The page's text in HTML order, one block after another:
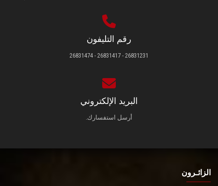
رقم التليفون
26831231 - 26831417 - 26831474
البريد الإلكتروني
أرسل استفسارك.
الزائـرون